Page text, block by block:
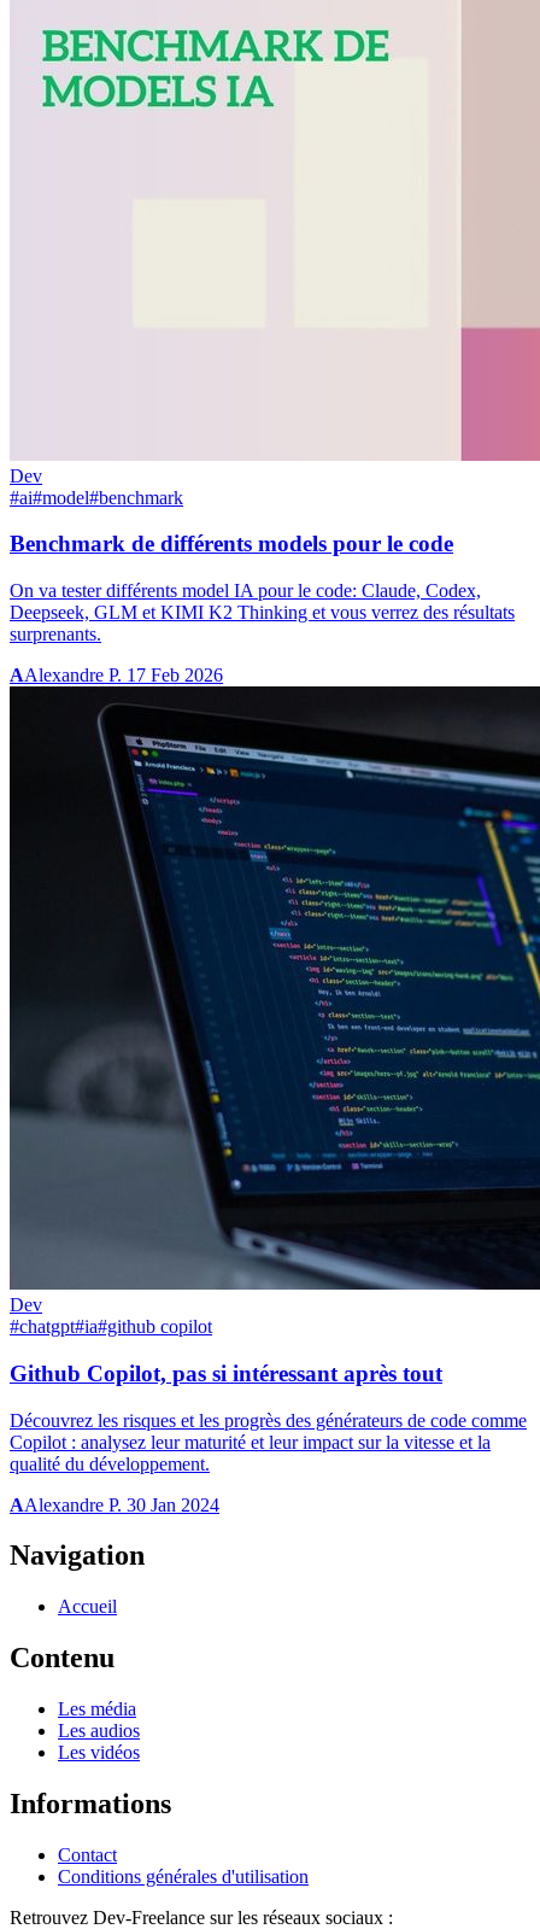
Dev
#ai#model#benchmark
Benchmark de différents models pour le code
On va tester différents model IA pour le code: Claude, Codex,
Deepseek, GLM et KIMI K2 Thinking et vous verrez des résultats
surprenants.
AAlexandre P. 17 Feb 2026
Dev
#chatgpt#ia#github copilot
Github Copilot, pas si intéressant après tout
Découvrez les risques et les progrès des générateurs de code comme
Copilot : analysez leur maturité et leur impact sur la vitesse et la
qualité du développement.
AAlexandre P. 30 Jan 2024
Navigation
Accueil
Contenu
Les média
Les audios
Les vidéos
Informations
Contact
Conditions générales d'utilisation
Retrouvez Dev-Freelance sur les réseaux sociaux :